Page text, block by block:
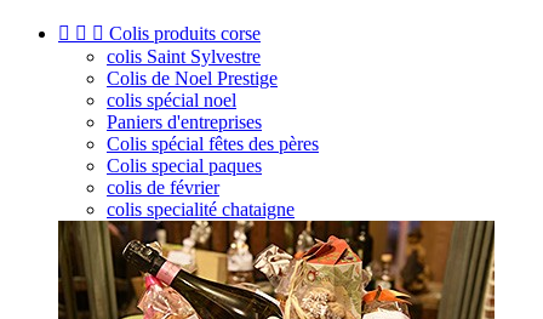
   Colis produits corse
colis Saint Sylvestre
Colis de Noel Prestige
colis spécial noel
Paniers d'entreprises
Colis spécial fêtes des pères
Colis special paques
colis de février
colis specialité chataigne